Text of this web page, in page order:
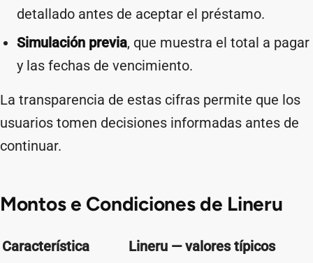
detallado antes de aceptar el préstamo.
Simulación previa, que muestra el total a pagar
y las fechas de vencimiento.
La transparencia de estas cifras permite que los
usuarios tomen decisiones informadas antes de
continuar.
Montos e Condiciones de Lineru
Característica
Lineru — valores típicos